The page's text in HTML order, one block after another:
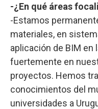
-¿En qué áreas
-Estamos
materiales, en
aplicación de BIM
fuertemente en
proyectos. Hemos
conocimientos del
universidades a